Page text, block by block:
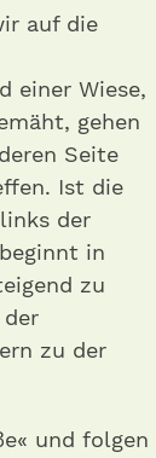
auf die
einer Wiese,
gehen
Seite
Ist die
der
in
zu
zu der
und folgen